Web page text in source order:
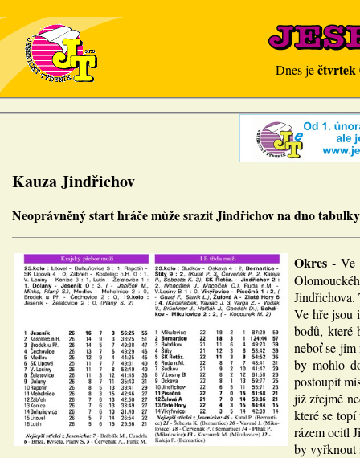
Dnes ječtvrtek
Kauza Jindřichov
Neoprávněný start hráče může srazit Jindřichov na dno
Okres - Ve
Ve hře jsou
bodů, které
neboť se jim
by mohlo
postoupit
již zřejmě
které se
rázem ocitl
by vyřknout